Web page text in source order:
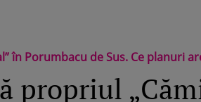
în Porumbacu de Sus. Ce planuri
propriul